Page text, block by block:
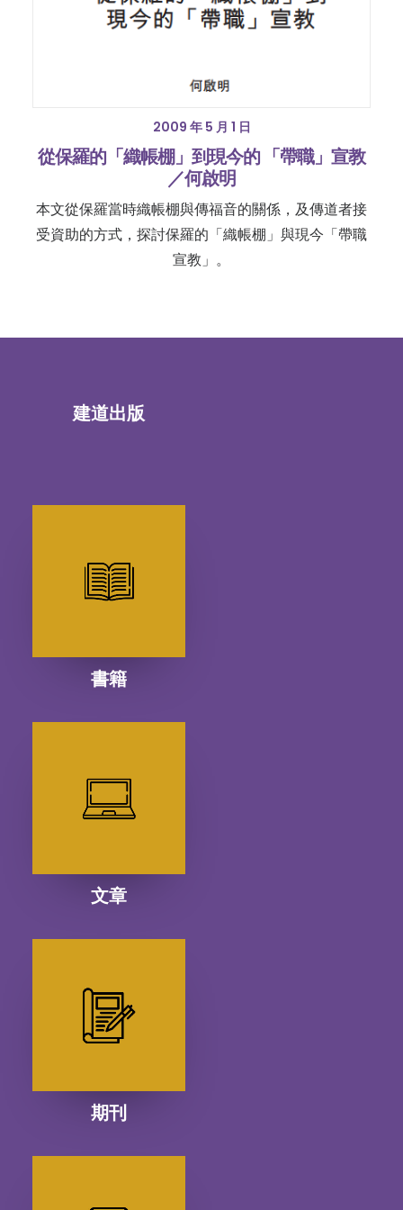
2009 年 5 月 1 日
從保羅的「織帳棚」到現今的 「帶職」宣教
／何啟明
本文從保羅當時織帳棚與傳福音的關係，及傳道者接
受資助的方式，探討保羅的「織帳棚」與現今「帶職
宣教」。
建道出版
書籍
文章
期刊